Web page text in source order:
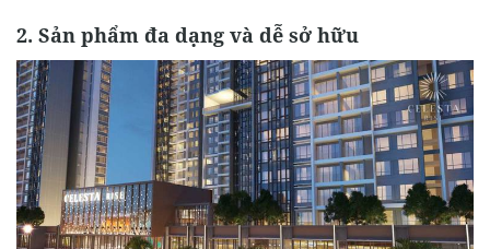
2. Sản phẩm đa dạng và dễ sở hữu